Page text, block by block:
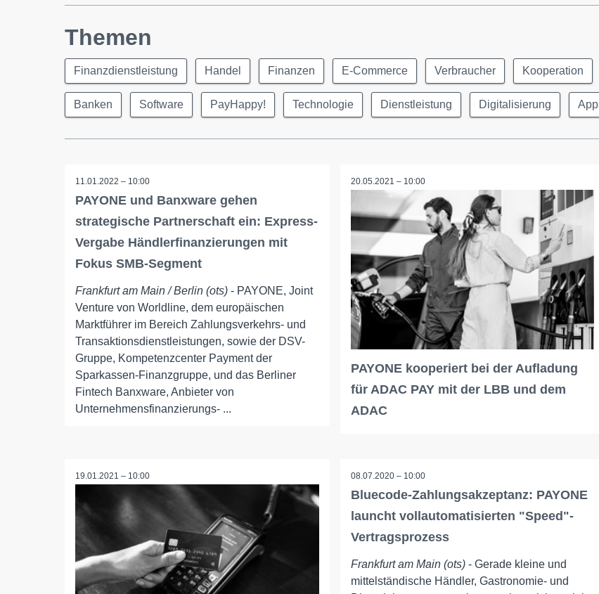
Themen
Finanzdienstleistung Handel Finanzen E-Commerce Verbraucher Kooperation
Banken Software PayHappy! Technologie Dienstleistung Digitalisierung App
11.01.2022 – 10:00
PAYONE und Banxware gehen
strategische Partnerschaft ein: Express-
Vergabe Händlerfinanzierungen mit
Fokus SMB-Segment
Frankfurt am Main / Berlin (ots) - PAYONE, Joint
Venture von Worldline, dem europäischen
Marktführer im Bereich Zahlungsverkehrs- und
Transaktionsdienstleistungen, sowie der DSV-
Gruppe, Kompetenzcenter Payment der
Sparkassen-Finanzgruppe, und das Berliner
Fintech Banxware, Anbieter von
Unternehmensfinanzierungs- ...
20.05.2021 – 10:00
PAYONE kooperiert bei der Aufladung
für ADAC PAY mit der LBB und dem
ADAC
19.01.2021 – 10:00 08.07.2020 – 10:00
Bluecode-Zahlungsakzeptanz: PAYONE
launcht vollautomatisierten "Speed"-
Vertragsprozess
Frankfurt am Main (ots)- Gerade kleine und
mittelständische Händler, Gastronomie- und